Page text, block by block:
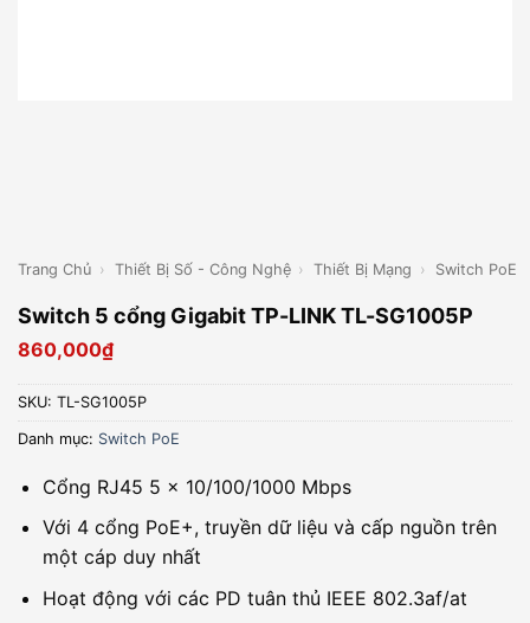
Trang Chủ › Thiết Bị Số - Công Nghệ › Thiết Bị Mạng › Switch PoE
Switch 5 cổng Gigabit TP-LINK TL-SG1005P
860,000₫
SKU: TL-SG1005P
Danh mục: Switch PoE
Cổng RJ45 5 × 10/100/1000 Mbps
Với 4 cổng PoE+, truyền dữ liệu và cấp nguồn trên
một cáp duy nhất
Hoạt động với các PD tuân thủ IEEE 802.3af/at